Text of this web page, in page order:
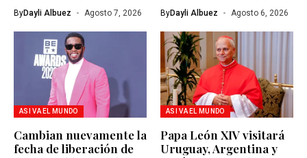
ByDayli Albuez Agosto 7, 2026 ByDayli Albuez Agosto 6, 2026
ASI VA EL MUNDO
Cambian nuevamente la
fecha de liberación de
ASI VA EL MUNDO
Papa León XIV visitará
Uruguay, Argentina y